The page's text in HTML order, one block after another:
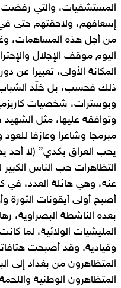
المستشفيات، والتي
إسعافهم، ولاحقتهم حتى
من أجل هذه المساهمات،
اليوم موقف الإجلال
المكانة الأولى، تعبيرا
ذلك فحسب، بل خلّد
وبوسترات، شخصيات
وتوافقه عليها، مثل
مبرمجا وشاعرا وعازفا
يحب العراق بكدي” (لا أحد
التظاهرات حب الناس
عنه، وهي هائلة العدد،
أصبح أولى أيقونات الثورة
بعده الناشطة البصراوية،
المليشيات الولائية، لما
وقيادية. وقد أصبحت
المتظاهرون من بغداد إلى
المتظاهرون الوطنية